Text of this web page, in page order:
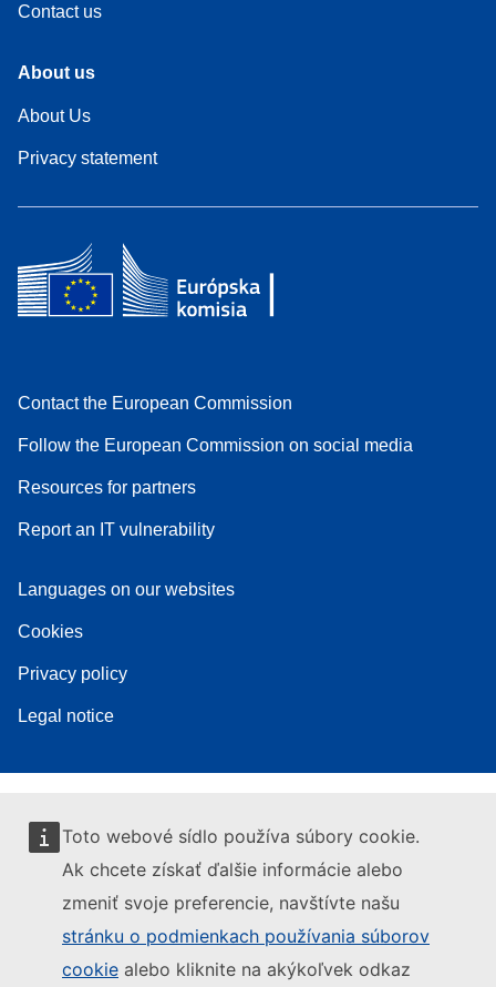
Toto webové sídlo používa súbory cookie.
Ak chcete získať ďalšie informácie alebo
zmeniť svoje preferencie, navštívte našu
stránku o podmienkach používania súborov
cookie alebo kliknite na akýkoľvek odkaz
Contact us
About us
About Us
Privacy statement
Contact the European Commission
Follow the European Commission on social media
Resources for partners
Report an IT vulnerability
Languages on our websites
Cookies
Privacy policy
Legal notice